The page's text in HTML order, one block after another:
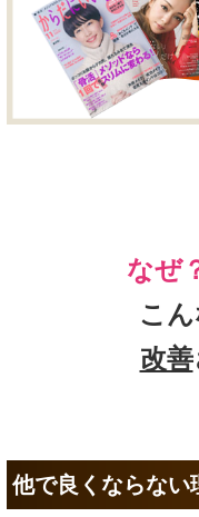
なぜ
こ
改善
他で良くならない